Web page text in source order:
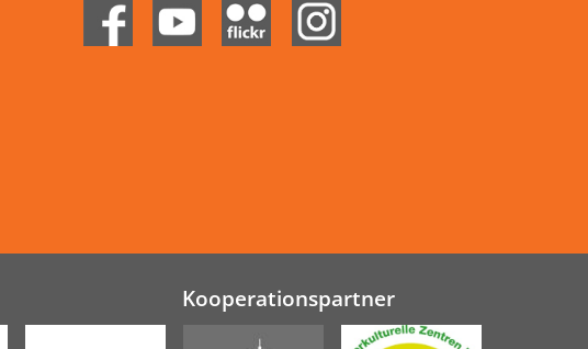
Kooperationspartner